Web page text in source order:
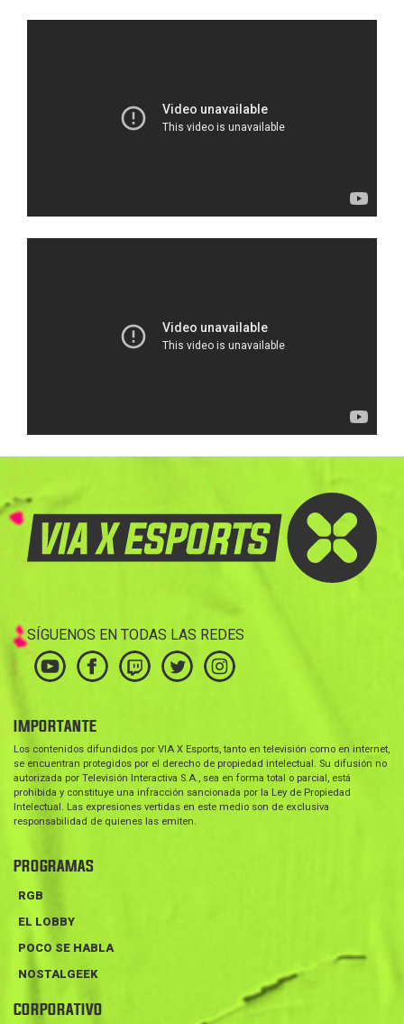
SÍGUENOS EN TODAS LAS REDES
IMPORTANTE
Los contenidos difundidos por VIA X Esports, tanto en televisión como en internet,
se encuentran protegidos por el derecho de propiedad intelectual. Su difusión no
autorizada por Televisión Interactiva S.A., sea en forma total o parcial, está
prohibida y constituye una infracción sancionada por la Ley de Propiedad
Intelectual. Las expresiones vertidas en este medio son de exclusiva
responsabilidad de quienes las emiten.
PROGRAMAS
RGB
EL LOBBY
POCO SE HABLA
NOSTALGEEK
CORPORATIVO